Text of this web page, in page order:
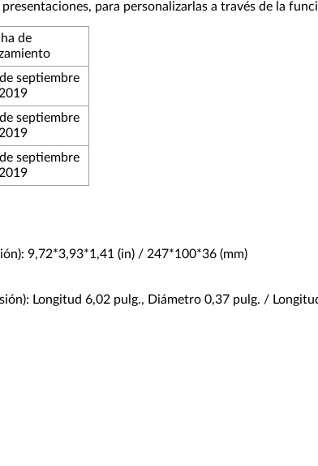
para personalizarlas a través de la
de
septiembre
septiembre
septiembre
9,72*3,93*1,41 (in) / 247*100*36 (mm)
Longitud 6,02 pulg., Diámetro 0,37 pulg. /